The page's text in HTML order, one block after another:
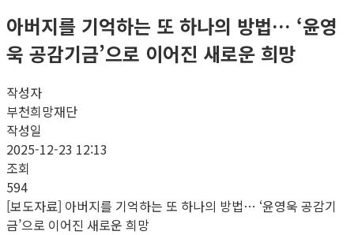
아버지를 기억하는 또 하나의 방법… ‘윤영
욱 공감기금’으로 이어진 새로운 희망
작성자
부천희망재단
작성일
2025-12-23 12:13
조회
594
[보도자료] 아버지를 기억하는 또 하나의 방법… ‘윤영욱 공감기
금’으로 이어진 새로운 희망